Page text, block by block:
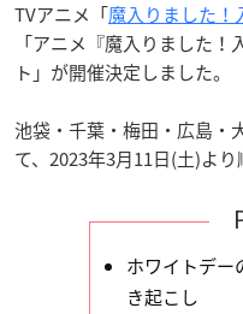
TVアニメ「魔入りました！
「アニメ『魔入りました！
ト」が開催決定しました。
池袋・千葉・梅田・広島・
て、2023年3月11日(土)より
ホワイトデー
き起こし